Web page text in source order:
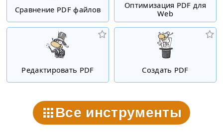
Сравнение PDF файлов
Оптимизация PDF для
Web
Редактировать PDF Создать PDF
Все инструменты